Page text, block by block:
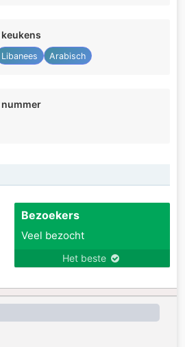
Libanees Arabisch
Bezoekers
Veel bezocht
Het beste